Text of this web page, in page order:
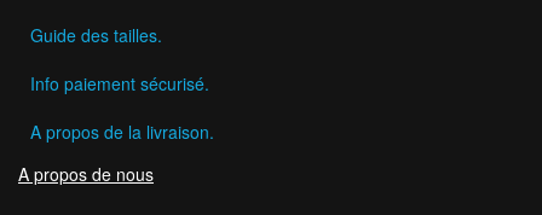
Guide des tailles.
Info paiement sécurisé.
A propos de la livraison.
A propos de nous